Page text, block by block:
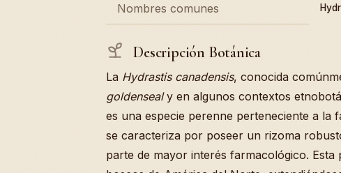
Nombres comunes
Descripción Botánica
La Hydrastis canadensis, conocida
goldensealy en algunos contextos
es una especie perenne perteneciente a la
se caracteriza por poseer un rizoma
parte de mayor interés farmacológico. Esta